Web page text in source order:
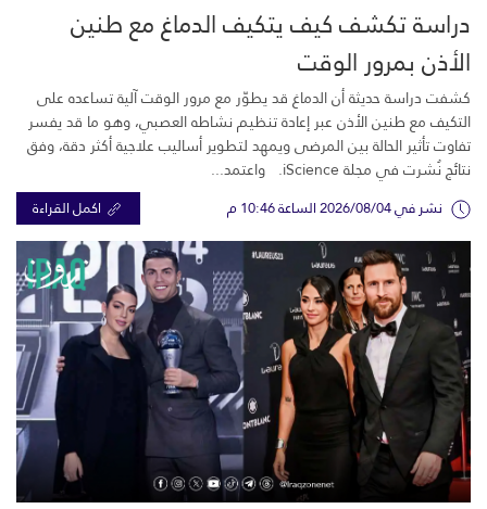
دراسة تكشف كيف يتكيف الدماغ مع طنين
الأذن بمرور الوقت
كشفت دراسة حديثة أن الدماغ قد يطوّر مع مرور الوقت آلية تساعده على
التكيف مع طنين الأذن عبر إعادة تنظيم نشاطه العصبي، وهو ما قد يفسر
تفاوت تأثير الحالة بين المرضى ويمهد لتطوير أساليب علاجية أكثر دقة، وفق
نتائج نُشرت في مجلة iScience. واعتمد...
نشر في 2026/08/04 الساعة 10:46 م اكمل القراءة